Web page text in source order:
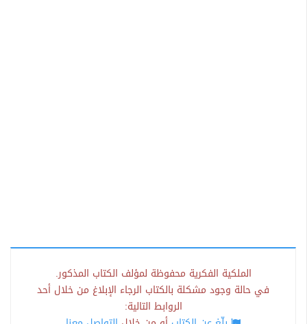
الملكية الفكرية محفوظة لمؤلف الكتاب المذكور.
في حالة وجود مشكلة بالكتاب الرجاء الإبلاغ من خلال أحد
الروابط التالية: